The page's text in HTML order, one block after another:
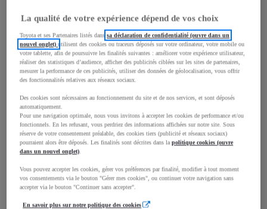
4 403mm
Hauteur
1 825
mm
Largeur
1 848mm
La qualité de votre expérience dépend de vos choix
Toyota et ses Partenaires listés danssa déclaration de confidentialité (ouvre dans un
nouvel onglet)utilisent des cookies ou traceurs déposés sur votre ordinateur, votre mobile ou
votre tablette, afin de poursuivre les finalités suivantes : améliorer votre expérience utilisateur,
réaliser des statistiques d’audience, afficher des publicités ciblées sur les sites de partenaires,
mesurer la performance de ces publicités, utiliser des données de géolocalisation, vous offrir
des fonctionnalités relatives aux réseaux sociaux.
Des cookies sont nécessaires au fonctionnement du site et de nos services, et sont déposés
automatiquement.
Pour une navigation optimale, nous vous invitons à accepter les cookies de performance et/ou
fonctionnels. En les refusant, vous perdriez des informations affichées sur notre site. Sous
réserve de votre consentement préalable, des cookies tiers (publicité et réseaux sociaux)
pourraient alors être déposés. Les finalités sont décrites dans lapolitique cookies (ouvre
dans un nouvel onglet).
Vous pouvez accepter les cookies, gérer vos préférences par finalité, modifier à tout moment
vos consentements via le bouton "Gérer mes cookies", ou continuer votre navigation sans
accepter via le bouton "Continuer sans accepter".
En savoir plus sur notre politique des cookies